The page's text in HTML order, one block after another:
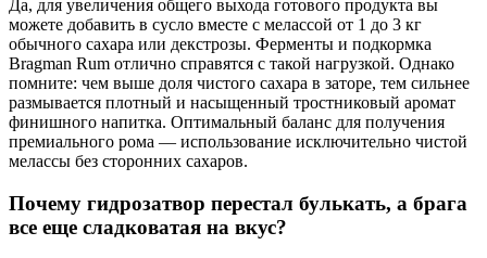
Да, для увеличения общего выхода готового продукта вы
можете добавить в сусло вместе с мелассой от 1 до 3 кг
обычного сахара или декстрозы. Ферменты и подкормка
Bragman Rum отлично справятся с такой нагрузкой. Однако
помните: чем выше доля чистого сахара в заторе, тем сильнее
размывается плотный и насыщенный тростниковый аромат
финишного напитка. Оптимальный баланс для получения
премиального рома — использование исключительно чистой
мелассы без сторонних сахаров.
Почему гидрозатвор перестал булькать, а брага
все еще сладковатая на вкус?